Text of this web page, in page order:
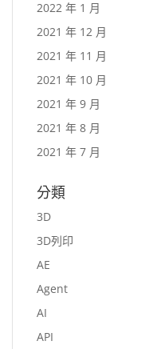
2022 年 1 月
2021 年 12 月
2021 年 11 月
2021 年 10 月
2021 年 9 月
2021 年 8 月
2021 年 7 月
分類
3D
3D列印
AE
Agent
AI
API